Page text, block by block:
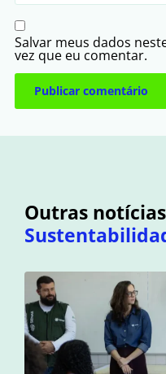
Salvar meus dados
vez que eu comentar.
Outras